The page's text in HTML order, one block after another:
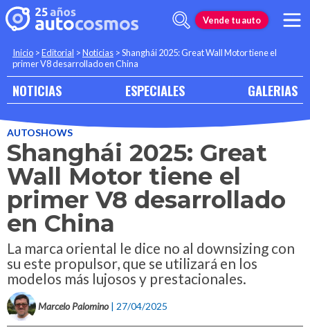
Vende tu auto
Inicio >Editorial >Noticias >Shanghái 2025: Great Wall Motor tiene el
primer V8 desarrollado en China
NOTICIAS ESPECIALES GALERIAS
AUTOSHOWS
Shanghái 2025: Great
Wall Motor tiene el
primer V8 desarrollado
en China
La marca oriental le dice no al downsizing con
su este propulsor, que se utilizará en los
modelos más lujosos y prestacionales.
Marcelo Palomino | 27/04/2025